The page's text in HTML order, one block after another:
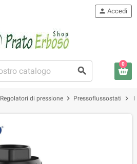
search
person Accedi
0
Regolatori di pressione chevron_right Pressoflussostati chevron_right